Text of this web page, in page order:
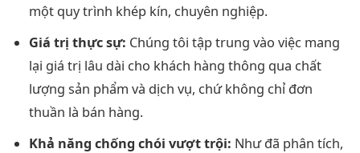
một quy trình khép kín, chuyên nghiệp.
Giá trị thực sự: Chúng tôi tập trung vào việc mang
lại giá trị lâu dài cho khách hàng thông qua chất
lượng sản phẩm và dịch vụ, chứ không chỉ đơn
thuần là bán hàng.
Khả năng chống chói vượt trội: Như đã phân tích,